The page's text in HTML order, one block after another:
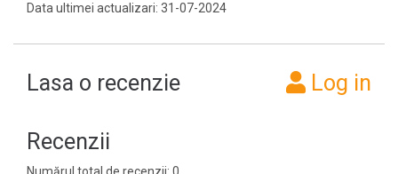
Data ultimei actualizari: 31-07-2024
Lasa o recenzie Log in
Recenzii